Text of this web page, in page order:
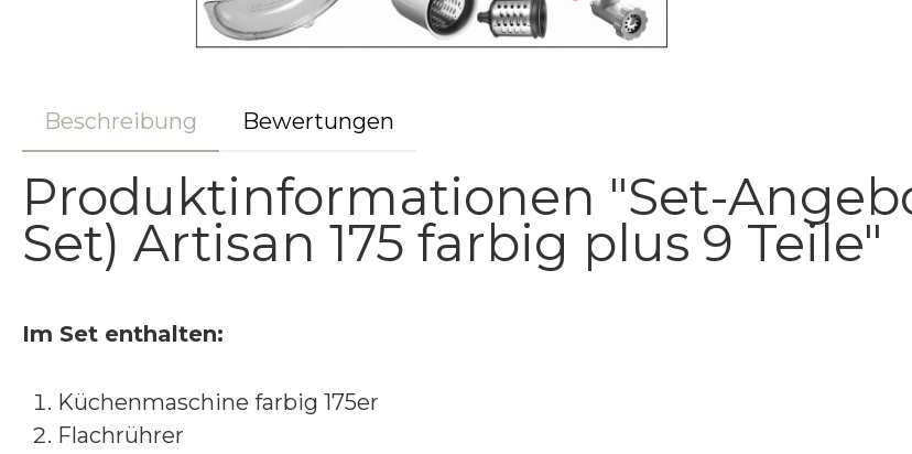
Beschreibung Bewertungen
Produktinformationen "Set-
Set) Artisan 175 farbig plus 9 Teile"
Im Set enthalten:
Küchenmaschine farbig 175er
Flachrührer